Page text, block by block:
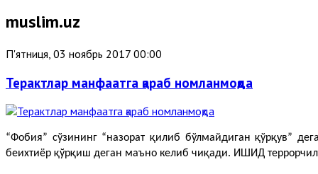
muslim.uz
П'ятниця, 03 ноябрь 2017 00:00
Терактлар манфаатга қараб номланмоқда
“Фобия” сўзининг “назорат қилиб бўлмайдиган қўрқув”
беихтиёр қўрқиш деган маъно келиб чиқади. ИШИД